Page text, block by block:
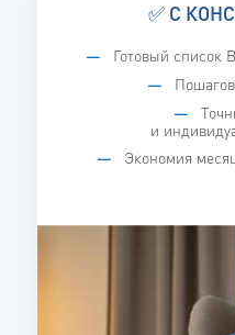
✅ С
Готовый список
и
Экономия